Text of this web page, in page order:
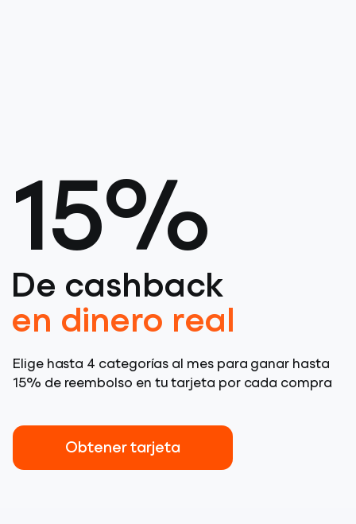
15%
De cashback
en dinero real
Elige hasta 4 categorías al mes para ganar hasta
15% de reembolso en tu tarjeta por cada compra
Obtener tarjeta